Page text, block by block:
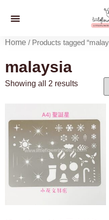
Home / Products tagged
malaysia
Showing all 2 results